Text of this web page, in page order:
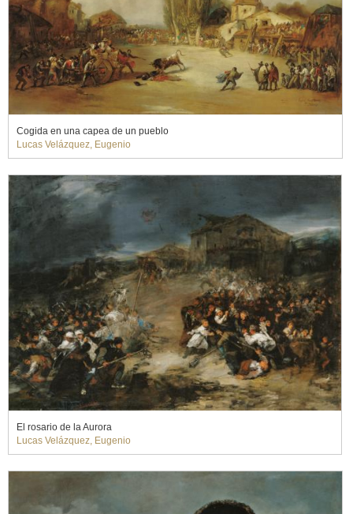
Cogida en una capea de un pueblo
Lucas Velázquez, Eugenio
El rosario de la Aurora
Lucas Velázquez, Eugenio